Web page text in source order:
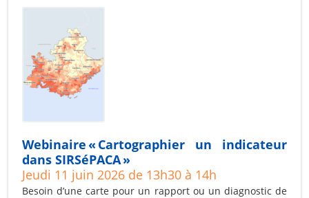
Webinaire « Cartographier un indicateur
dans SIRSéPACA »
Jeudi 11 juin 2026 de 13h30 à 14h
Besoin d’une carte pour un rapport ou un diagnostic de